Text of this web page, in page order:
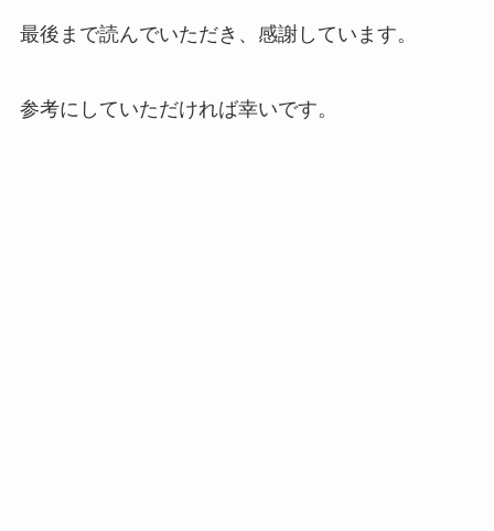
最後まで読んでいただき、感謝しています。
参考にしていただければ幸いです。